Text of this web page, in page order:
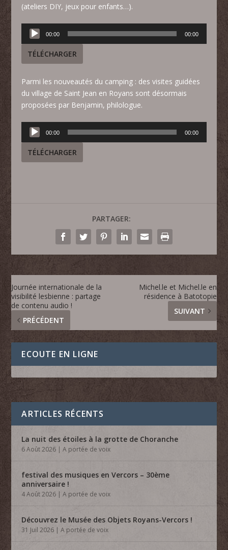
(ateliers DIY, jeux pour enfants…).
Lecteur
audio
00:00 00:00
TÉLÉCHARGER
Parmi les nouveautés du camping : des visites guidées
du village de Saint Jean en Royans sont désormais
proposées par Benjamin, philologue.
Lecteur
audio
00:00 00:00
TÉLÉCHARGER
PARTAGER:
Journée internationale de la
visibilité lesbienne : partage
de contenu audio !
PRÉCÉDENT
Michel.le et Michel.le en
résidence à Batotopie
SUIVANT
ECOUTE EN LIGNE
ARTICLES RÉCENTS
La nuit des étoiles à la grotte de Choranche
6 Août 2026 |A portée de voix
festival des musiques en Vercors – 30ème
anniversaire !
4 Août 2026 |A portée de voix
Découvrez le Musée des Objets Royans-Vercors !
31 Juil 2026 |A portée de voix